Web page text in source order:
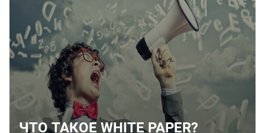
ЧТО ТАКОЕ WHITE PAPER?